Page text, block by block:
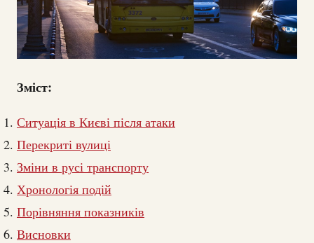
Зміст:
Ситуація в Києві після атаки
Перекриті вулиці
Зміни в русі транспорту
Хронологія подій
Порівняння показників
Висновки